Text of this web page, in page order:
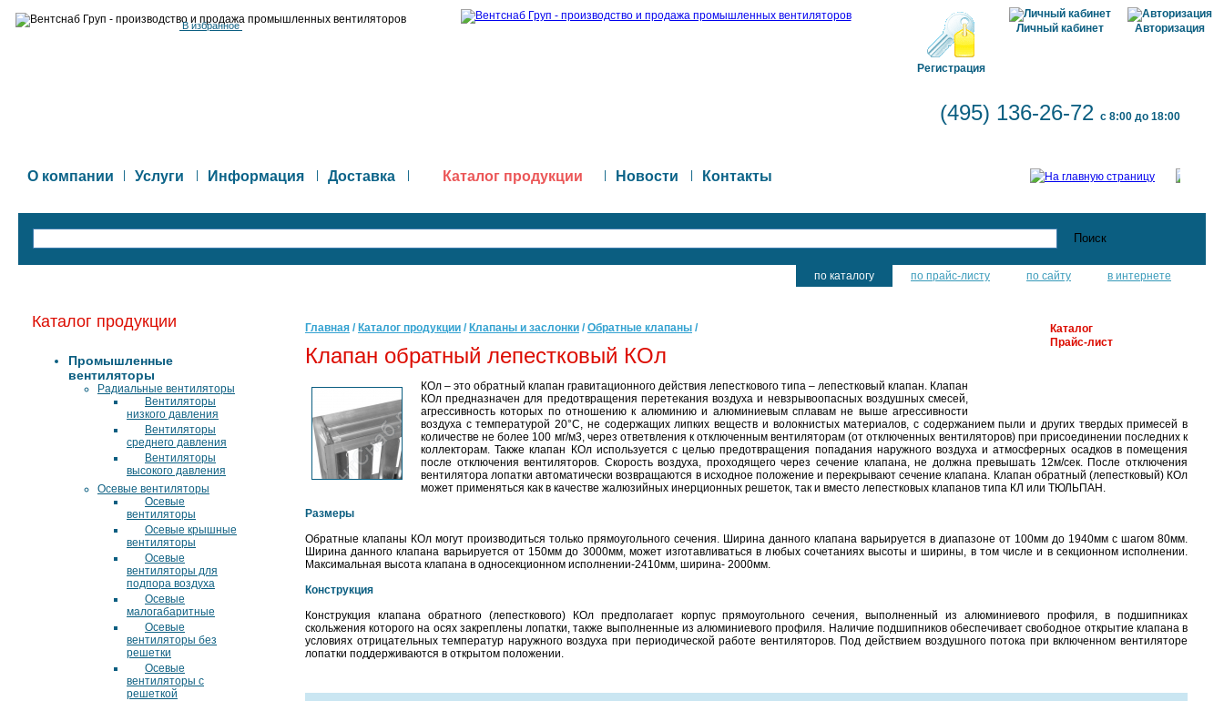
Регистрация
Личный кабинет Авторизация
(495) 136-26-72 с 8:00 до 18:00
В избранное
О компании Услуги Информация Доставка Каталог продукции Новости Контакты
по каталогу по прайс-листу по сайту в интернете
Каталог продукции
Промышленные
вентиляторы
Радиальные вентиляторы
Вентиляторы
низкого давления
Вентиляторы
среднего давления
Вентиляторы
высокого давления
Осевые вентиляторы
Осевые
вентиляторы
Осевые крышные
вентиляторы
Осевые
вентиляторы для
подпора воздуха
Осевые
малогабаритные
Осевые
вентиляторы без
решетки
Осевые
вентиляторы с
решеткой
Каталог
Прайс-лист
Главная /Каталог продукции /Клапаны и заслонки /Обратные клапаны /
Клапан обратный лепестковый КОл
КОл – это обратный клапан гравитационного действия лепесткового типа – лепестковый клапан. Клапан
КОл предназначен для предотвращения перетекания воздуха и невзрывоопасных воздушных смесей,
агрессивность которых по отношению к алюминию и алюминиевым сплавам не выше агрессивности
воздуха с температурой 20°С, не содержащих липких веществ и волокнистых материалов, с содержанием пыли и других твердых примесей в
количестве не более 100 мг/м3, через ответвления к отключенным вентиляторам (от отключенных вентиляторов) при присоединении последних к
коллекторам. Также клапан КОл используется с целью предотвращения попадания наружного воздуха и атмосферных осадков в помещения
после отключения вентиляторов. Скорость воздуха, проходящего через сечение клапана, не должна превышать 12м/сек. После отключения
вентилятора лопатки автоматически возвращаются в исходное положение и перекрывают сечение клапана. Клапан обратный (лепестковый) КОл
может применяться как в качестве жалюзийных инерционных решеток, так и вместо лепестковых клапанов типа КЛ или ТЮЛЬПАН.
Размеры
Обратные клапаны КОл могут производиться только прямоугольного сечения. Ширина данного клапана варьируется в диапазоне от 100мм до 1940мм с шагом 80мм.
Ширина данного клапана варьируется от 150мм до 3000мм, может изготавливаться в любых сочетаниях высоты и ширины, в том числе и в секционном исполнении.
Максимальная высота клапана в односекционном исполнении-2410мм, ширина- 2000мм.
Конструкция
Конструкция клапана обратного (лепесткового) КОл предполагает корпус прямоугольного сечения, выполненный из алюминиевого профиля, в подшипниках
скольжения которого на осях закреплены лопатки, также выполненные из алюминиевого профиля. Наличие подшипников обеспечивает свободное открытие клапана в
условиях отрицательных температур наружного воздуха при периодической работе вентиляторов. Под действием воздушного потока при включенном вентиляторе
лопатки поддерживаются в открытом положении.